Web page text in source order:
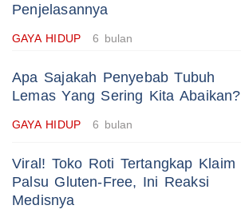
Penjelasannya
GAYA HIDUP 6 bulan
Apa Sajakah Penyebab Tubuh
Lemas Yang Sering Kita Abaikan?
GAYA HIDUP 6 bulan
Viral! Toko Roti Tertangkap Klaim
Palsu Gluten-Free, Ini Reaksi
Medisnya